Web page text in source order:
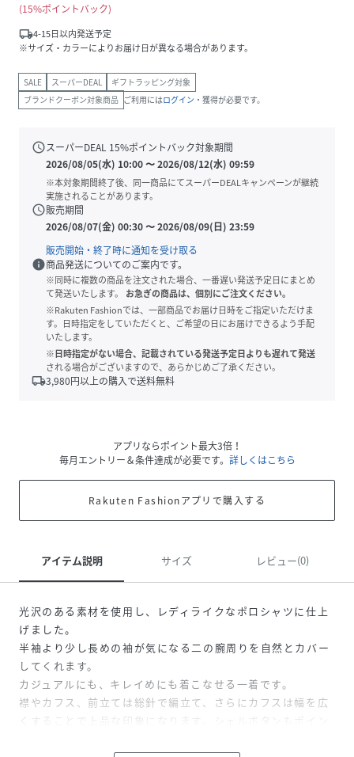
15%ポイントバック
local_shipping4-15日以内発送予定
※サイズ・カラーによりお届け日が異なる場合があります。
SALE スーパーDEAL
ギフトラッピング対象
ブランドクーポン対象商品 ご利用にはログイン ・獲得が必要です。
scheduleスーパーDEAL 15%ポイントバック対象期間
2026/08/05(水) 10:00〜2026/08/12(水) 09:59
※本対象期間終了後、同一商品にてスーパーDEALキャンペーンが継続
実施されることがあります。
schedule販売期間
2026/08/07(金) 00:30〜2026/08/09(日) 23:59
販売開始・終了時に通知を受け取る
info商品発送についてのご案内です。
※同時に複数の商品を注文された場合、一番遅い発送予定日にまとめ
て発送いたします。
お急ぎの商品は、個別にご注文ください。
※Rakuten Fashionでは、一部商品でお届け日時をご指定いただけま
す。日時指定をしていただくと、ご希望の日にお届けできるよう手配
いたします。
※日時指定がない場合、記載されている発送予定日よりも遅れて発送
される場合がございますので、あらかじめご了承ください。
local_shipping3,980円以上の購入で送料無料
アプリならポイント最大3倍！
毎月エントリー＆条件達成が必要です。 詳しくはこちら
Rakuten Fashionアプリで購入する
アイテム説明 サイズ レビュー(0)
光沢のある素材を使用し、レディライクなポロシャツに仕上
げました。
半袖より少し長めの袖が気になる二の腕周りを自然とカバー
してくれます。
カジュアルにも、キレイめにも着こなせる一着です。
襟やカフス、前立ては総針で編立て、さらにカフスは幅を広
くすることで上品な印象になります。シェルボタンもポイン